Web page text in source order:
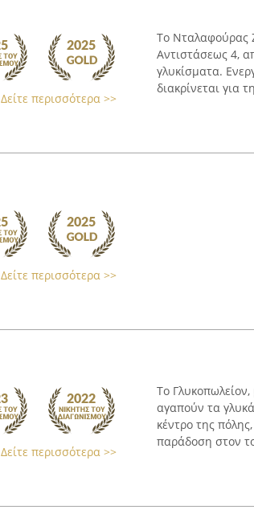
Δείτε περισσότερα >>
Το Νταλαφούρας
Αντιστάσεως 4,
γλυκίσματα.
διακρίνεται για
Δείτε περισσότερα >>
Δείτε περισσότερα >>
Το
αγαπούν τα
κέντρο της
παράδοση στον